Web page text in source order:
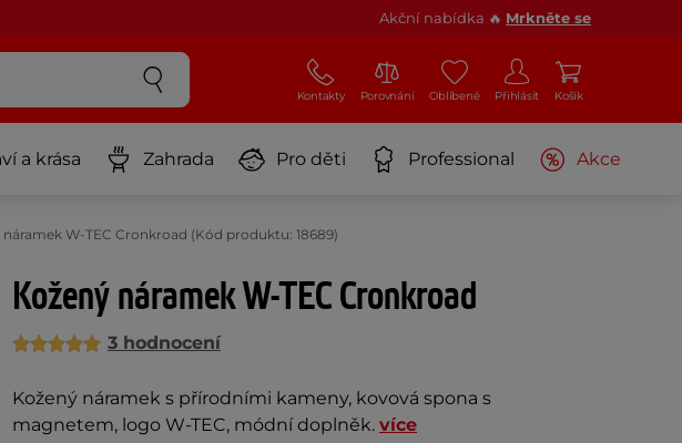
Akční nabídka 🔥 Mrkněte se
Kontakty Porovnání Oblíbené Přihlásit Košík
a krása Zahrada Pro děti Professional Akce
náramek W-TEC Cronkroad (Kód produktu: 18689)
Kožený náramek W-TEC Cronkroad
3 hodnocení
Kožený náramek s přírodními kameny, kovová spona s
magnetem, logo W-TEC, módní doplněk. více